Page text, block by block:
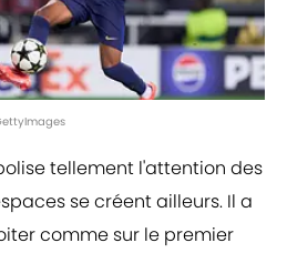
tellement l'attention des
se créent ailleurs. Il a
comme sur le premier